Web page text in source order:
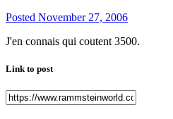
Posted November 27, 2006
J'en connais qui coutent 3500.
Link to post